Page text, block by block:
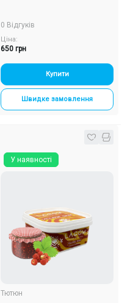
0 Відгуків
Ціна:
650 грн
Купити
Швидке замовлення
У наявності
Тютюн